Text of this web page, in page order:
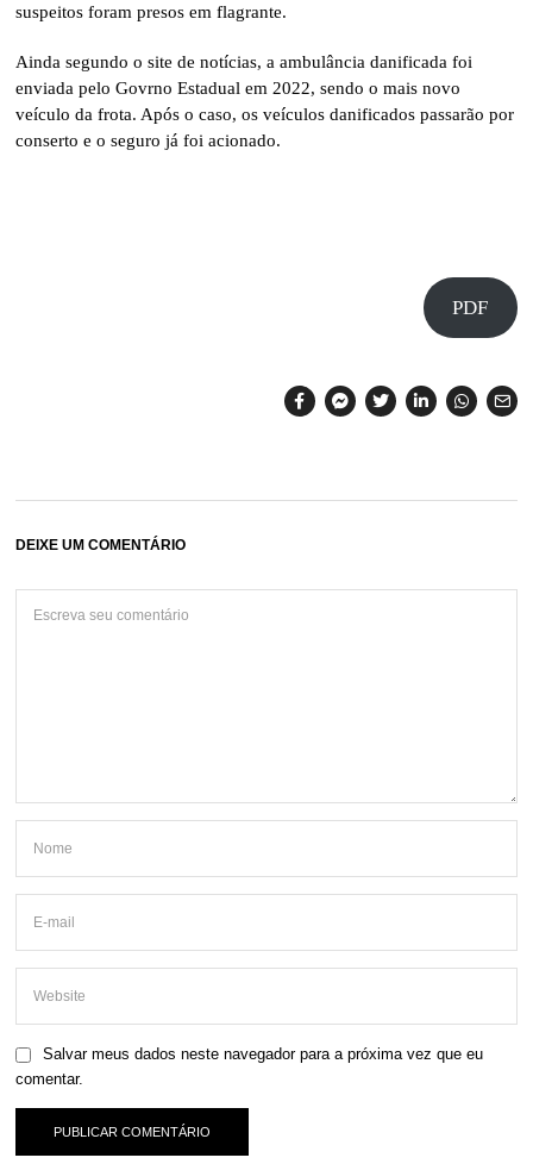
suspeitos foram presos em flagrante.
Ainda segundo o site de notícias, a ambulância danificada foi
enviada pelo Govrno Estadual em 2022, sendo o mais novo
veículo da frota. Após o caso, os veículos danificados passarão por
conserto e o seguro já foi acionado.
PDF
DEIXE UM COMENTÁRIO
Salvar meus dados neste navegador para a próxima vez que eu
comentar.